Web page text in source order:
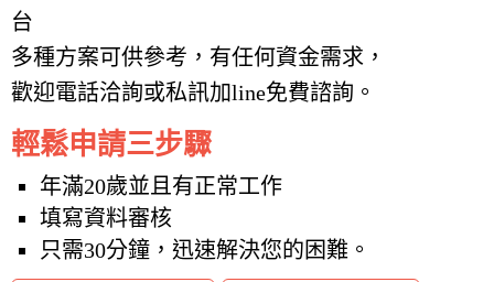
台
多種方案可供參考，有任何資金需求，
歡迎電話洽詢或私訊加line免費諮詢。
輕鬆申請三步驟
年滿20歲並且有正常工作
填寫資料審核
只需30分鐘，迅速解決您的困難。